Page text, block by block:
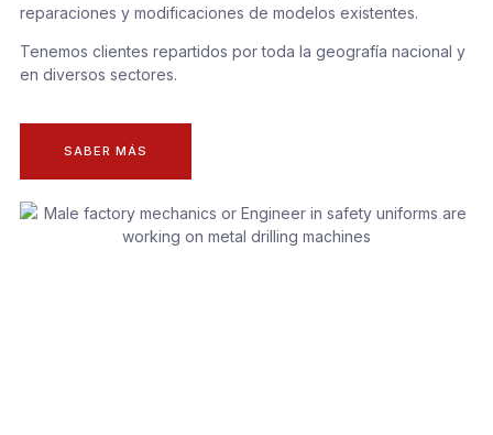
reparaciones y modificaciones de modelos existentes.
Tenemos clientes repartidos por toda la geografía nacional y
en diversos sectores.
SABER MÁS